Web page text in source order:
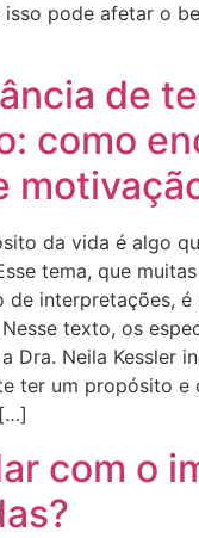
pode afetar o
de
como
da vida é algo
tema, que
de interpretações,
texto, os
Dra. Neila Kessler
ter um propósito e
com o